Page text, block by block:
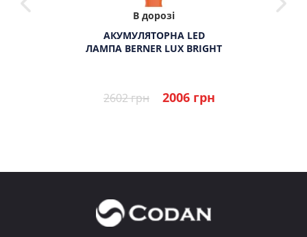
В дорозі
АКУМУЛЯТОРНА LED
ЛАМПА BERNER LUX BRIGHT
2602 грн 2006 грн